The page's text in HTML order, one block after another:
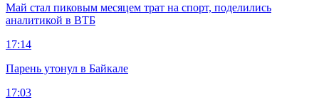
Май стал пиковым месяцем трат на спорт, поделились
аналитикой в ВТБ
17:14
Парень утонул в Байкале
17:03